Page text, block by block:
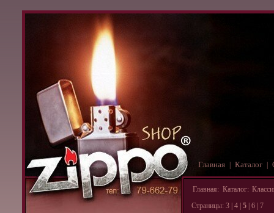
Главная Каталог
Главная: Каталог:
Страницы: 3 4 5 6 7